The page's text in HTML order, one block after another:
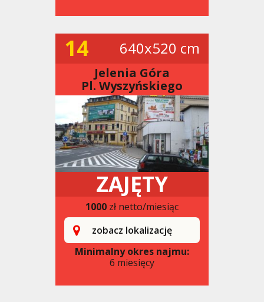
14 640x520 cm
Jelenia Góra
Pl. Wyszyńskiego
ZAJĘTY
1000 zł netto/miesiąc
zobacz lokalizację
Minimalny okres najmu:
6 miesięcy